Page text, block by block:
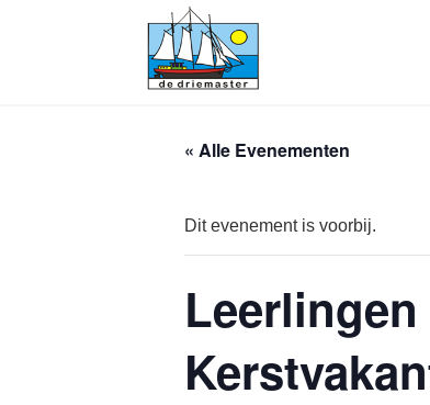
« Alle Evenementen
Dit evenement is voorbij.